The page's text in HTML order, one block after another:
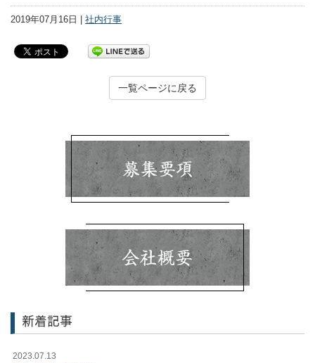
2019年07月16日 | 社内行事
一覧ページに戻る
新着記事
2023.07.13